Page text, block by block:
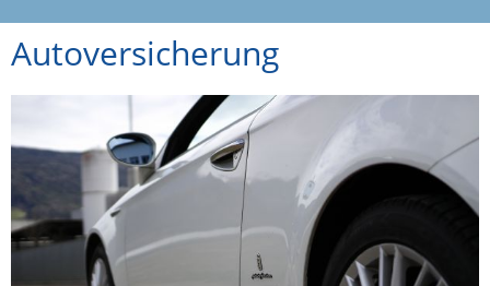
Autoversicherung